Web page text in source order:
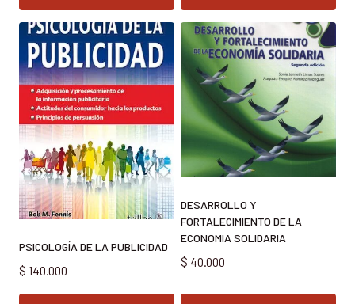
PSICOLOGÍA DE LA PUBLICIDAD
$ 140.000
DESARROLLO Y
FORTALECIMIENTO DE LA
ECONOMIA SOLIDARIA
$ 40.000